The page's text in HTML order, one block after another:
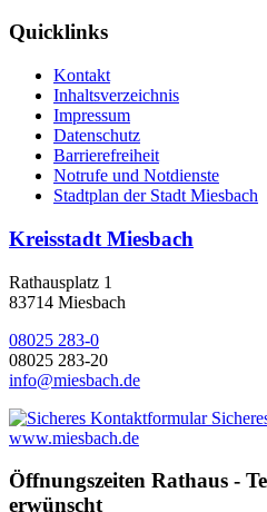
Quicklinks
Kontakt
Inhaltsverzeichnis
Impressum
Datenschutz
Barrierefreiheit
Notrufe und Notdienste
Stadtplan der Stadt Miesbach
Kreisstadt Miesbach
Rathausplatz 1
83714 Miesbach
08025 283-0
08025 283-20
info@miesbach.de
www.miesbach.de
Öffnungszeiten Rathaus -
erwünscht